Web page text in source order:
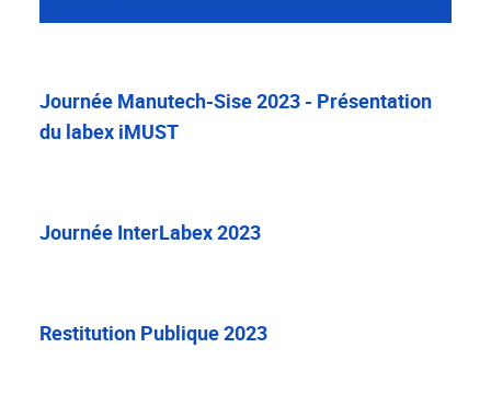
Journée Manutech-Sise 2023 - Présentation
du labex iMUST
Journée InterLabex 2023
Restitution Publique 2023